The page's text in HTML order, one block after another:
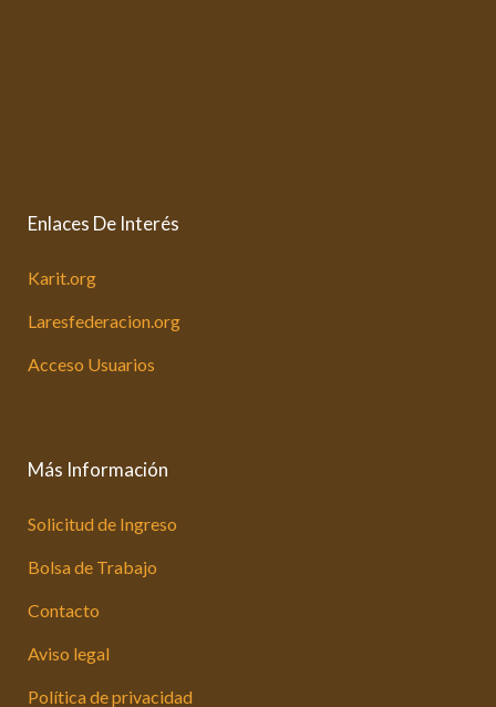
Enlaces De Interés
Karit.org
Laresfederacion.org
Acceso Usuarios
Más Información
Solicitud de Ingreso
Bolsa de Trabajo
Contacto
Aviso legal
Política de privacidad